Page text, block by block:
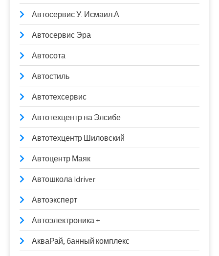
Автосервис У. Исмаил.А
Автосервис Эра
Автосота
Автостиль
Автотехсервис
Автотехцентр на Элсибе
Автотехцентр Шиловский
Автоцентр Маяк
Автошкола Idriver
Автоэксперт
Автоэлектроника +
АкваРай, банный комплекс